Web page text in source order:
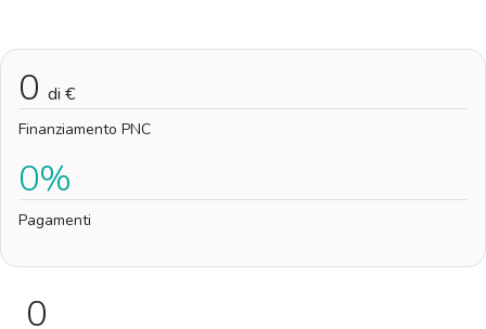
0 di €
Finanziamento PNC
0%
Pagamenti
0